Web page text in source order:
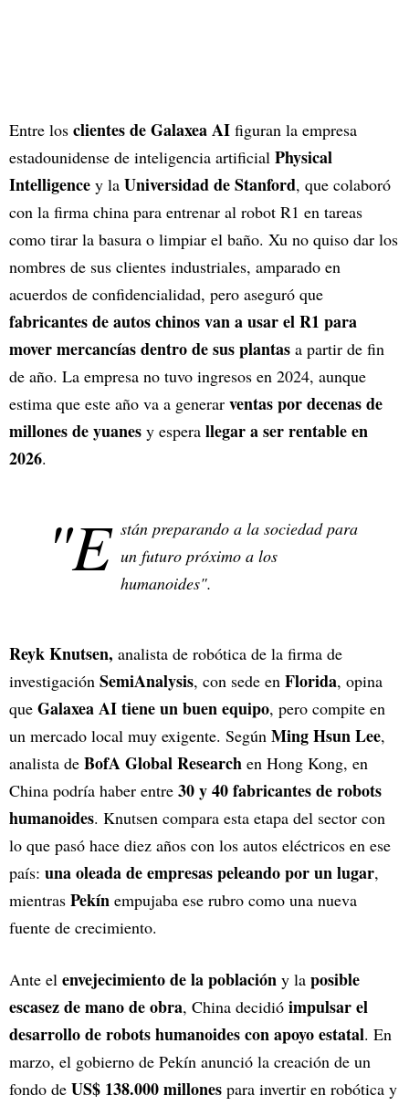
Entre los clientes de Galaxea AI figuran la empresa
estadounidense de inteligencia artificial Physical
Intelligence y la Universidad de Stanford, que colaboró
con la firma china para entrenar al robot R1 en tareas
como tirar la basura o limpiar el baño. Xu no quiso dar los
nombres de sus clientes industriales, amparado en
acuerdos de confidencialidad, pero aseguró que
fabricantes de autos chinos van a usar el R1 para
mover mercancías dentro de sus plantas a partir de fin
de año. La empresa no tuvo ingresos en 2024, aunque
estima que este año va a generar ventas por decenas de
millones de yuanes y espera llegar a ser rentable en
2026.
"E stán preparando a la sociedad para
un futuro próximo a los
humanoides".
Reyk Knutsen, analista de robótica de la firma de
investigación SemiAnalysis, con sede en Florida, opina
que Galaxea AI tiene un buen equipo, pero compite en
un mercado local muy exigente. Según Ming Hsun Lee,
analista de BofA Global Research en Hong Kong, en
China podría haber entre 30 y 40 fabricantes de robots
humanoides. Knutsen compara esta etapa del sector con
lo que pasó hace diez años con los autos eléctricos en ese
país: una oleada de empresas peleando por un lugar,
mientras Pekín empujaba ese rubro como una nueva
fuente de crecimiento.
Ante el envejecimiento de la población y la posible
escasez de mano de obra, China decidió impulsar el
desarrollo de robots humanoides con apoyo estatal. En
marzo, el gobierno de Pekín anunció la creación de un
fondo de US$ 138.000 millones para invertir en robótica y